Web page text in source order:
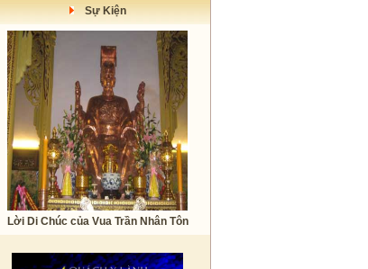
Sự Kiện
Lời Di Chúc của Vua Trần Nhân Tôn